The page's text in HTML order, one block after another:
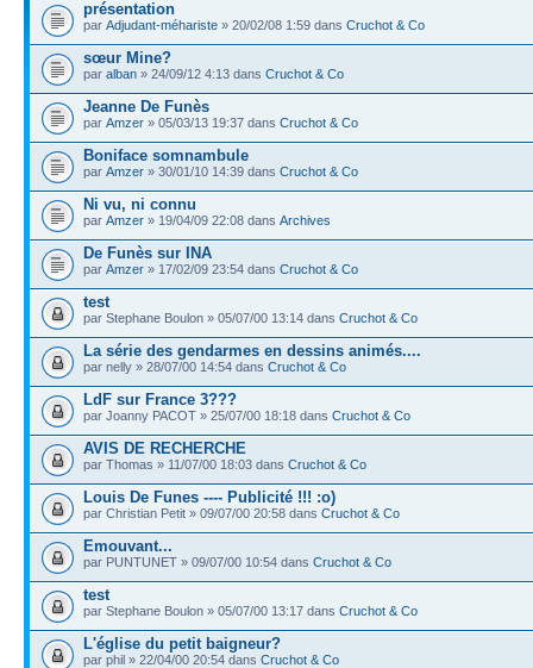
présentation
par Adjudant-méhariste » 20/02/08 1:59 dans Cruchot & Co
sœur Mine?
par alban » 24/09/12 4:13 dans Cruchot & Co
Jeanne De Funès
par Amzer » 05/03/13 19:37 dans Cruchot & Co
Boniface somnambule
par Amzer » 30/01/10 14:39 dans Cruchot & Co
Ni vu, ni connu
par Amzer » 19/04/09 22:08 dans Archives
De Funès sur INA
par Amzer » 17/02/09 23:54 dans Cruchot & Co
test
par Stephane Boulon » 05/07/00 13:14 dans Cruchot & Co
La série des gendarmes en dessins animés....
par nelly » 28/07/00 14:54 dans Cruchot & Co
LdF sur France 3???
par Joanny PACOT » 25/07/00 18:18 dans Cruchot & Co
AVIS DE RECHERCHE
par Thomas » 11/07/00 18:03 dans Cruchot & Co
Louis De Funes ---- Publicité !!! :o)
par Christian Petit » 09/07/00 20:58 dans Cruchot & Co
Emouvant...
par PUNTUNET » 09/07/00 10:54 dans Cruchot & Co
test
par Stephane Boulon » 05/07/00 13:17 dans Cruchot & Co
L'église du petit baigneur?
par phil » 22/04/00 20:54 dans Cruchot & Co